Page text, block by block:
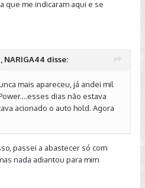
algum resto da ceramica
no meu pela vela quebrada eu
em algumas situações.
com a "contaminação" na
de injeção, sei lá, não sei
que me indicaram aqui e se
NARIGA44 disse:
mais apareceu, já andei mil
dias não estava
acionado o auto hold. Agora
passei a abastecer só com
nada adiantou para mim